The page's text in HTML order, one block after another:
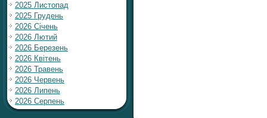
2025 Листопад
2025 Грудень
2026 Січень
2026 Лютий
2026 Березень
2026 Квітень
2026 Травень
2026 Червень
2026 Липень
2026 Серпень